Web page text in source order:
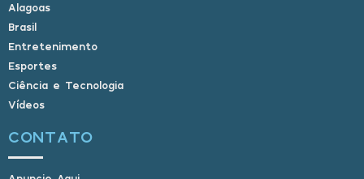
Alagoas
Brasil
Entretenimento
Esportes
Ciência e Tecnologia
Vídeos
CONTATO